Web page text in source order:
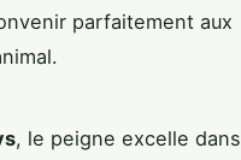
parfaitement aux
, le peigne excelle dans